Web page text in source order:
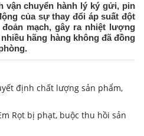
vận chuyển hành lý ký gửi, pin
của sự thay đổi áp suất đột
mạch, gây ra nhiệt lượng
hãng hàng không đã đồng
định chất lượng sản phẩm,
Rọt bị phạt, buộc thu hồi sản